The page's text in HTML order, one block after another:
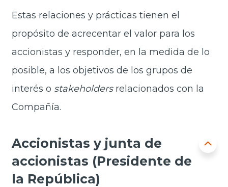
Estas relaciones y prácticas tienen el
propósito de acrecentar el valor para los
accionistas y responder, en la medida de lo
posible, a los objetivos de los grupos de
interés o stakeholders relacionados con la
Compañía.
Accionistas y junta de
accionistas (Presidente de
la República)